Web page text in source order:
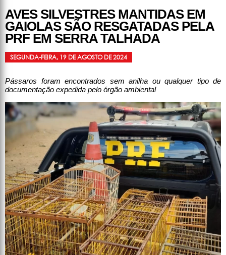
AVES SILVESTRES MANTIDAS EM
GAIOLAS SÃO RESGATADAS PELA
PRF EM SERRA TALHADA
SEGUNDA-FEIRA, 19 DE AGOSTO DE 2024
Pássaros foram encontrados sem anilha ou qualquer tipo de
documentação expedida pelo órgão ambiental